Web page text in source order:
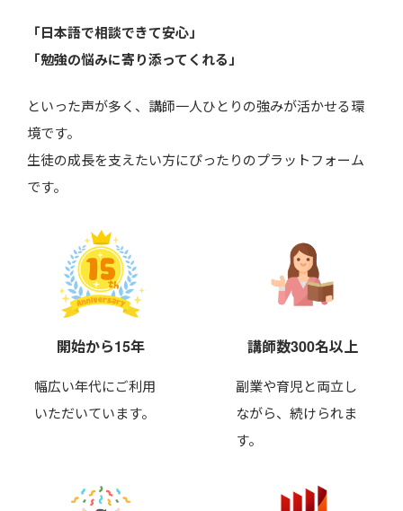
「日本語で相談できて安心」
「勉強の悩みに寄り添ってくれる」
といった声が多く、講師一人ひとりの強みが活かせる環
境です。
生徒の成長を支えたい方にぴったりのプラットフォーム
です。
開始から15年
幅広い年代にご利用
いただいています。
講師数300名以上
副業や育児と両立し
ながら、 続けられま
す。